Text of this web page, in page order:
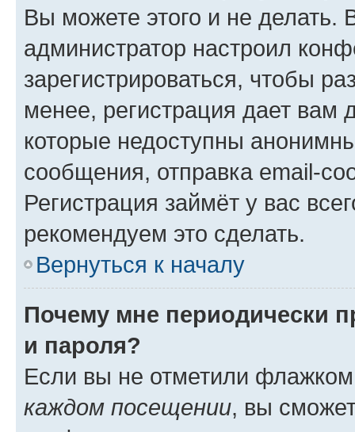
Вы можете этого и не делать.
администратор настроил
зарегистрироваться, чтобы
менее, регистрация дает вам
которые недоступны
сообщения, отправка email-
Регистрация займёт у вас
рекомендуем это сделать.
Вернуться к началу
Почему мне периодически
и пароля?
Если вы не отметили
каждом посещении, вы